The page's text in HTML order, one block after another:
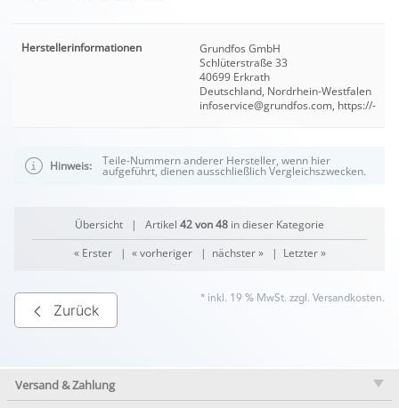
Herstellerinformationen
Grundfos GmbH
Schlüterstraße 33
40699 Erkrath
Deutschland, Nordrhein-Westfalen
infoservice@grundfos.com, https://-
Hinweis: Teile-Nummern anderer Hersteller, wenn hier
aufgeführt, dienen ausschließlich Vergleichszwecken.
Übersicht | Artikel 42 von 48 in dieser Kategorie
« Erster| « vorheriger| nächster »| Letzter »
Zurück
* inkl. 19 % MwSt. zzgl. Versandkosten.
Versand & Zahlung